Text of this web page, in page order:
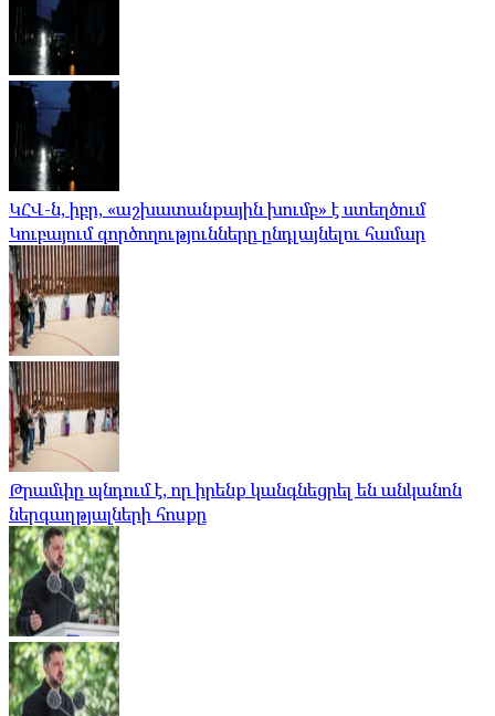
ԿՀՎ-ն, իբր, «աշխատանքային խումբ» է ստեղծում
Կուբայում գործողությունները ընդլայնելու համար
Թրամփը պնդում է, որ իրենք կանգնեցրել են անկանոն
ներգաղթյալների հոսքը